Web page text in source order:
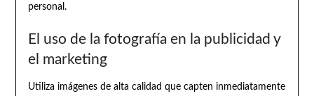
personal.
El uso de la fotografía en la publicidad y
el marketing
Utiliza imágenes de alta calidad que capten inmediatamente